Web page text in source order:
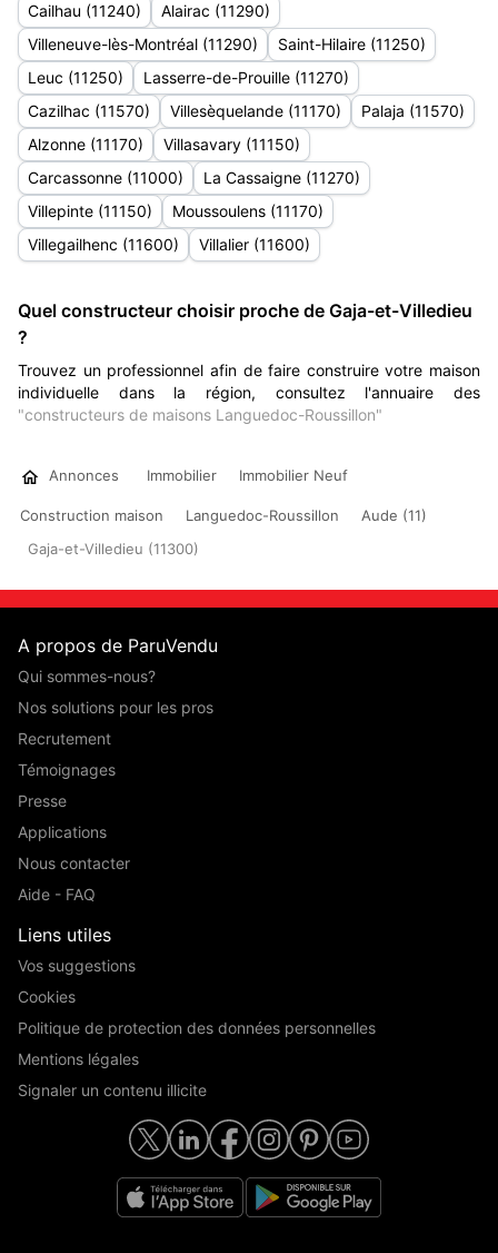
Cailhau (11240)
Alairac (11290)
Villeneuve-lès-Montréal (11290)
Saint-Hilaire (11250)
Leuc (11250)
Lasserre-de-Prouille (11270)
Cazilhac (11570)
Villesèquelande (11170)
Palaja (11570)
Alzonne (11170)
Villasavary (11150)
Carcassonne (11000)
La Cassaigne (11270)
Villepinte (11150)
Moussoulens (11170)
Villegailhenc (11600)
Villalier (11600)
Quel constructeur choisir proche de Gaja-et-Villedieu
?
Trouvez un professionnel afin de faire construire votre maison
individuelle dans la région, consultez l'annuaire des
"constructeurs de maisons Languedoc-Roussillon"
Annonces Immobilier Immobilier Neuf
Construction maison Languedoc-Roussillon
Aude (11)
Gaja-et-Villedieu (11300)
A propos de ParuVendu
Qui sommes-nous?
Nos solutions pour les pros
Recrutement
Témoignages
Presse
Applications
Nous contacter
Aide - FAQ
Liens utiles
Vos suggestions
Cookies
Politique de protection des données personnelles
Mentions légales
Signaler un contenu illicite